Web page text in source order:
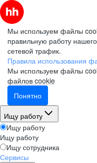
Мы используем файлы
правильную работу
сетевой трафик.
Правила использования
Мы используем файлы
файлов cookie
Понятно
Ищу работу
Ищу работу
Ищу работу
Ищу сотрудника
Сервисы